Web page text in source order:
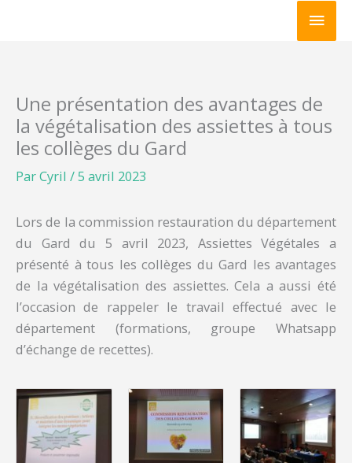
Une présentation des avantages de
la végétalisation des assiettes à tous
les collèges du Gard
ParCyril /5 avril 2023
Lors de la commission restauration du département
du Gard du 5 avril 2023, Assiettes Végétales a
présenté à tous les collèges du Gard les avantages
de la végétalisation des assiettes. Cela a aussi été
l’occasion de rappeler le travail effectué avec le
département (formations, groupe Whatsapp
d’échange de recettes).